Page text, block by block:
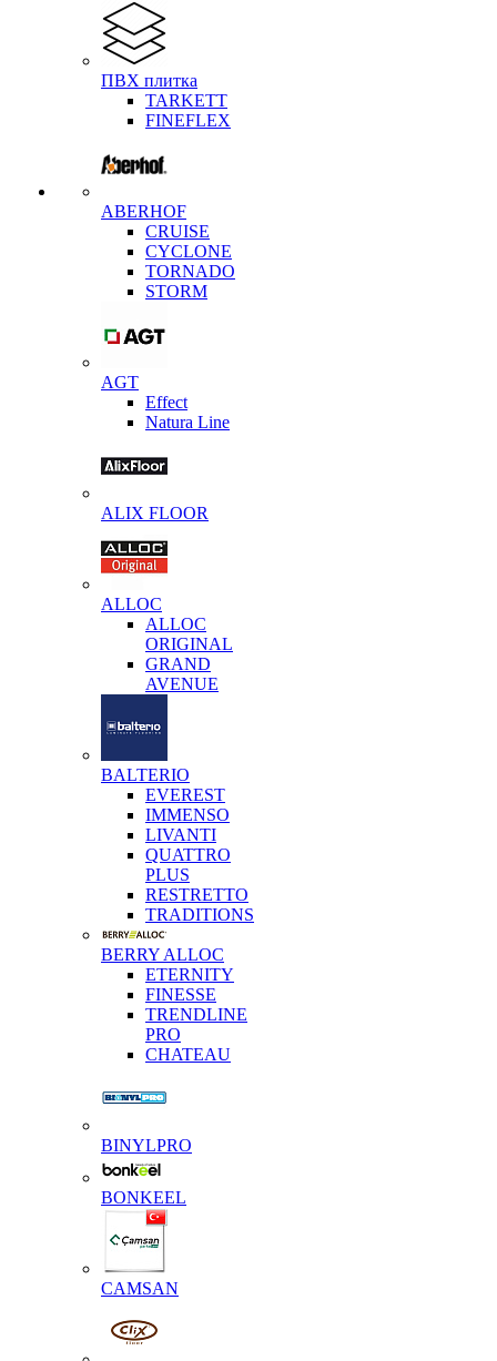
ПВХ плитка
TARKETT
FINEFLEX
ABERHOF
CRUISE
CYCLONE
TORNADO
STORM
AGT
Effect
Natura Line
ALIX FLOOR
ALLOC
ALLOC
ORIGINAL
GRAND
AVENUE
BALTERIO
EVEREST
IMMENSO
LIVANTI
QUATTRO
PLUS
RESTRETTO
TRADITIONS
BERRY ALLOC
ETERNITY
FINESSE
TRENDLINE
PRO
CHATEAU
BINYLPRO
BONKEEL
CAMSAN